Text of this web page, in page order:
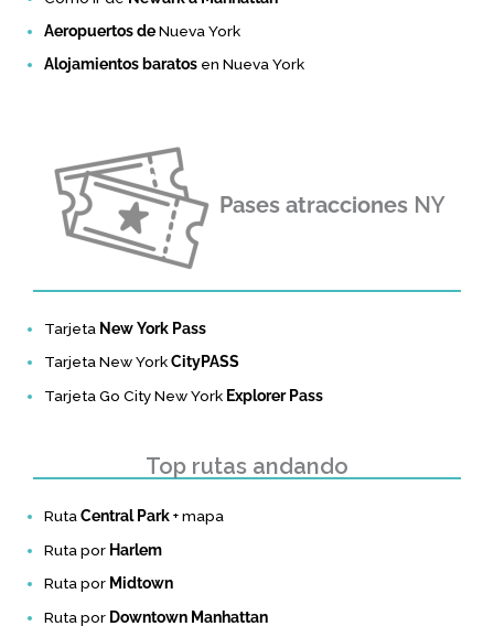
Aeropuertos deNueva York
Alojamientos baratos en Nueva York
Pases atracciones NY
Tarjeta New York Pass
Tarjeta New YorkCityPASS
Tarjeta Go City New York Explorer Pass
Top rutas andando
RutaCentral Park+ mapa
Ruta por Harlem
Ruta por Midtown
Ruta por Downtown Manhattan